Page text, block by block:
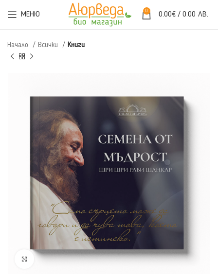
МЕНЮ 0 0.00€ / 0.00 ЛВ.
Начало Всички Книги
Click to enlarge